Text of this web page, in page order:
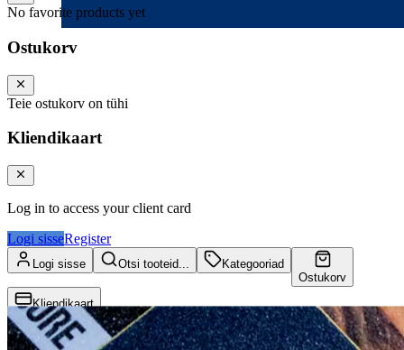
No favorite products yet
Ostukorv
Teie ostukorv on tühi
Kliendikaart
Log in to access your client card
Logi sisseRegister
Logi sisse Otsi tooteid...
Kategooriad
Ostukorv
Kliendikaart